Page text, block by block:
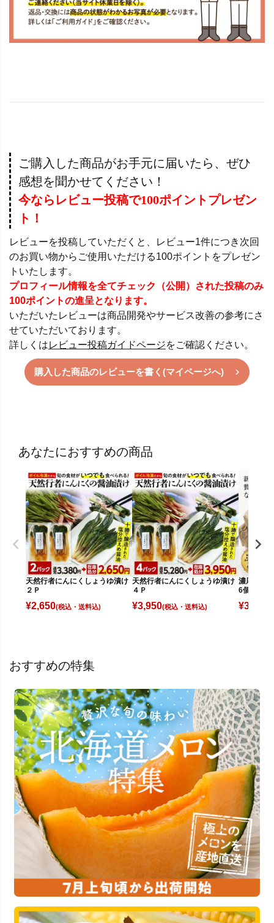
ご購入した商品がお手元に届いたら、ぜひ
感想を聞かせてください！
今ならレビュー投稿で100ポイントプレゼン
ト！
レビューを投稿していただくと、レビュー1件につき次回
のお買い物からご使用いただける100ポイントをプレゼン
トいたします。
プロフィール情報を全てチェック（公開）された投稿のみ
100ポイントの進呈となります。
いただいたレビューは商品開発やサービス改善の参考にさ
せていただいております。
詳しくはレビュー投稿ガイドページをご確認ください。
購入した商品のレビューを書く(マイページへ)
あなたにおすすめの商品
天然行者にんにくしょうゆ漬け
２Ｐ
¥2,650(税込)
天然行者にんにくしょうゆ漬け
４Ｐ
¥3,950(税込)
濃厚!あべ
6個
¥3,980
おすすめの特集